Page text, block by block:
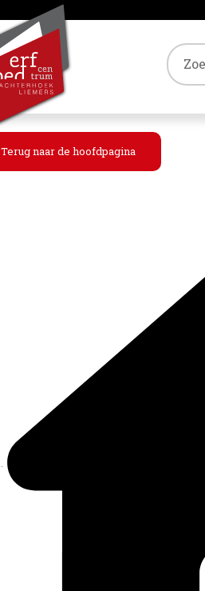
Terug naar de hoofdpagina